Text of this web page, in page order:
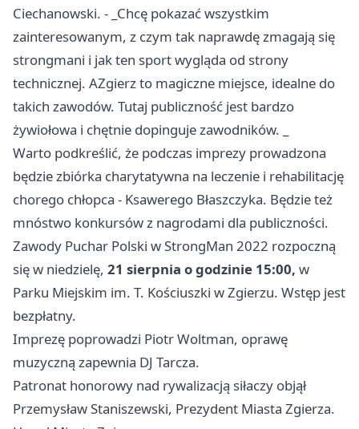
Ciechanowski. - _Chcę pokazać wszystkim
zainteresowanym, z czym tak naprawdę zmagają się
strongmani i jak ten sport wygląda od strony
technicznej. AZgierzto magiczne miejsce, idealne do
takich zawodów. Tutaj publiczność jest bardzo
żywiołowa i chętnie dopinguje zawodników. _
Warto podkreślić, że podczas imprezy prowadzona
będzie zbiórka charytatywna na leczenie i rehabilitację
chorego chłopca - Ksawerego Błaszczyka. Będzie też
mnóstwo konkursów z nagrodami dla publiczności.
Zawody Puchar Polski w StrongMan 2022 rozpoczną
się w niedzielę, 21 sierpnia o godzinie 15:00, w
Parku Miejskim im. T. Kościuszki w Zgierzu. Wstęp jest
bezpłatny.
Imprezę poprowadzi Piotr Woltman, oprawę
muzyczną zapewnia DJ Tarcza.
Patronat honorowy nad rywalizacją siłaczy objął
Przemysław Staniszewski, Prezydent Miasta Zgierza.